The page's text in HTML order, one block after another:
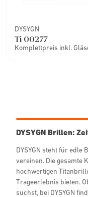
DYSYGN
Ti 00277
Komplettpreis inkl.
DYSYGN Brillen:
DYSYGN steht für
vereinen. Die gesamte
hochwertigen
Trageerlebnis bieten.
suchst, bei DYSYGN